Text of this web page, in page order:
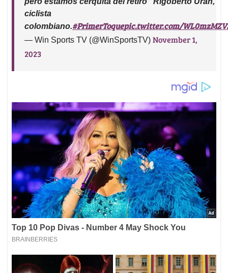
ciclista
colombiano.#PrimerToquepic.twitter.com/
— Win Sports TV (@WinSportsTV) November 1,
2023